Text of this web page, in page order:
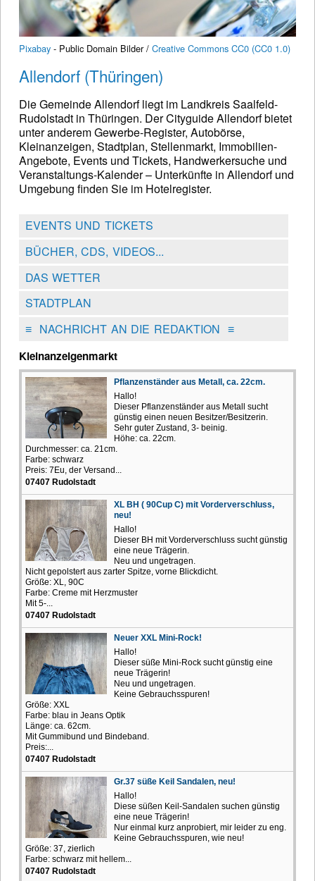
Pixabay - Public Domain Bilder / Creative Commons CC0 (CC0 1.0)
Allendorf (Thüringen)
Die Gemeinde Allendorf liegt im Landkreis Saalfeld-
Rudolstadt in Thüringen. Der Cityguide Allendorf bietet
unter anderem Gewerbe-Register, Autobörse,
Kleinanzeigen, Stadtplan, Stellenmarkt, Immobilien-
Angebote, Events und Tickets, Handwerkersuche und
Veranstaltungs-Kalender – Unterkünfte in Allendorf und
Umgebung finden Sie im Hotelregister.
EVENTS UND TICKETS
BÜCHER, CDS, VIDEOS...
DAS WETTER
STADTPLAN
≡NACHRICHT AN DIE REDAKTION ≡
Kleinanzeigenmarkt
Pflanzenständer aus Metall, ca. 22cm.
Hallo!
Dieser Pflanzenständer aus Metall sucht
günstig einen neuen Besitzer/Besitzerin.
Sehr guter Zustand, 3- beinig.
Höhe: ca. 22cm.
Durchmesser: ca. 21cm.
Farbe: schwarz
Preis: 7Eu, der Versand...
07407 Rudolstadt
XL BH ( 90Cup C) mit Vorderverschluss,
neu!
Hallo!
Dieser BH mit Vorderverschluss sucht günstig
eine neue Trägerin.
Neu und ungetragen.
Nicht gepolstert aus zarter Spitze, vorne Blickdicht.
Größe: XL, 90C
Farbe: Creme mit Herzmuster
Mit 5-...
07407 Rudolstadt
Neuer XXL Mini-Rock!
Hallo!
Dieser süße Mini-Rock sucht günstig eine
neue Trägerin!
Neu und ungetragen.
Keine Gebrauchsspuren!
Größe: XXL
Farbe: blau in Jeans Optik
Länge: ca. 62cm.
Mit Gummibund und Bindeband.
Preis:...
07407 Rudolstadt
Gr.37 süße Keil Sandalen, neu!
Hallo!
Diese süßen Keil-Sandalen suchen günstig
eine neue Trägerin!
Nur einmal kurz anprobiert, mir leider zu eng.
Keine Gebrauchsspuren, wie neu!
Größe: 37, zierlich
Farbe: schwarz mit hellem...
07407 Rudolstadt